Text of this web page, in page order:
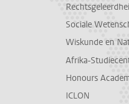
Sociale
Wiskunde en
Afrika-
Honours
ICLON